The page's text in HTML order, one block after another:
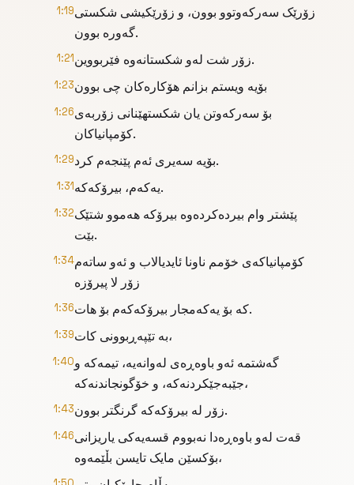
1:19زۆرێک سەرکەوتوو بوون، و زۆرێکیشی شکستی
گەورە بوون.
1:21 زۆر شت لەو شکستانەوە فێربووین.
1:23بۆیە ویستم بزانم هۆکارەکان چی بوون
1:26بۆ سەرکەوتن یان شکستهێنانی زۆربەی
کۆمپانیاکان.
1:29 بۆیە سەیری ئەم پێنجەم کرد.
1:31 یەکەم، بیرۆکەکە.
1:32پێشتر وام بیردەکردەوە بیرۆکە هەموو شتێک
بێت.
1:34کۆمپانیاکەی خۆمم ناونا ئایدیالاب و ئەو ساتەم
زۆر لا پیرۆزە
1:36 کە بۆ یەکەمجار بیرۆکەکەم بۆ هات.
1:39 بە تێپەڕبوونی کات،
1:40گەشتمە ئەو باوەڕەی لەوانەیە، تیمەکە و
جێبەجێکردنەکە، و خۆگونجاندنەکە،
1:43 زۆر لە بیرۆکەکە گرنگتر بوون.
1:46قەت لەو باوەڕەدا نەبووم قسەیەکی یاریزانی
بۆکسێن مایک تایسن بڵێمەوە،